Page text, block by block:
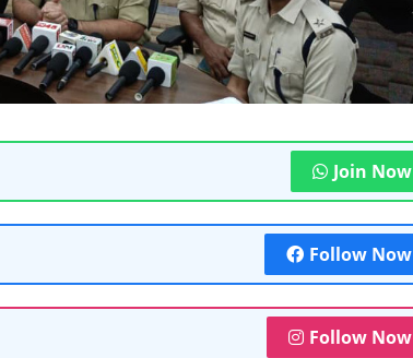
Join Now
Follow Now
Follow Now